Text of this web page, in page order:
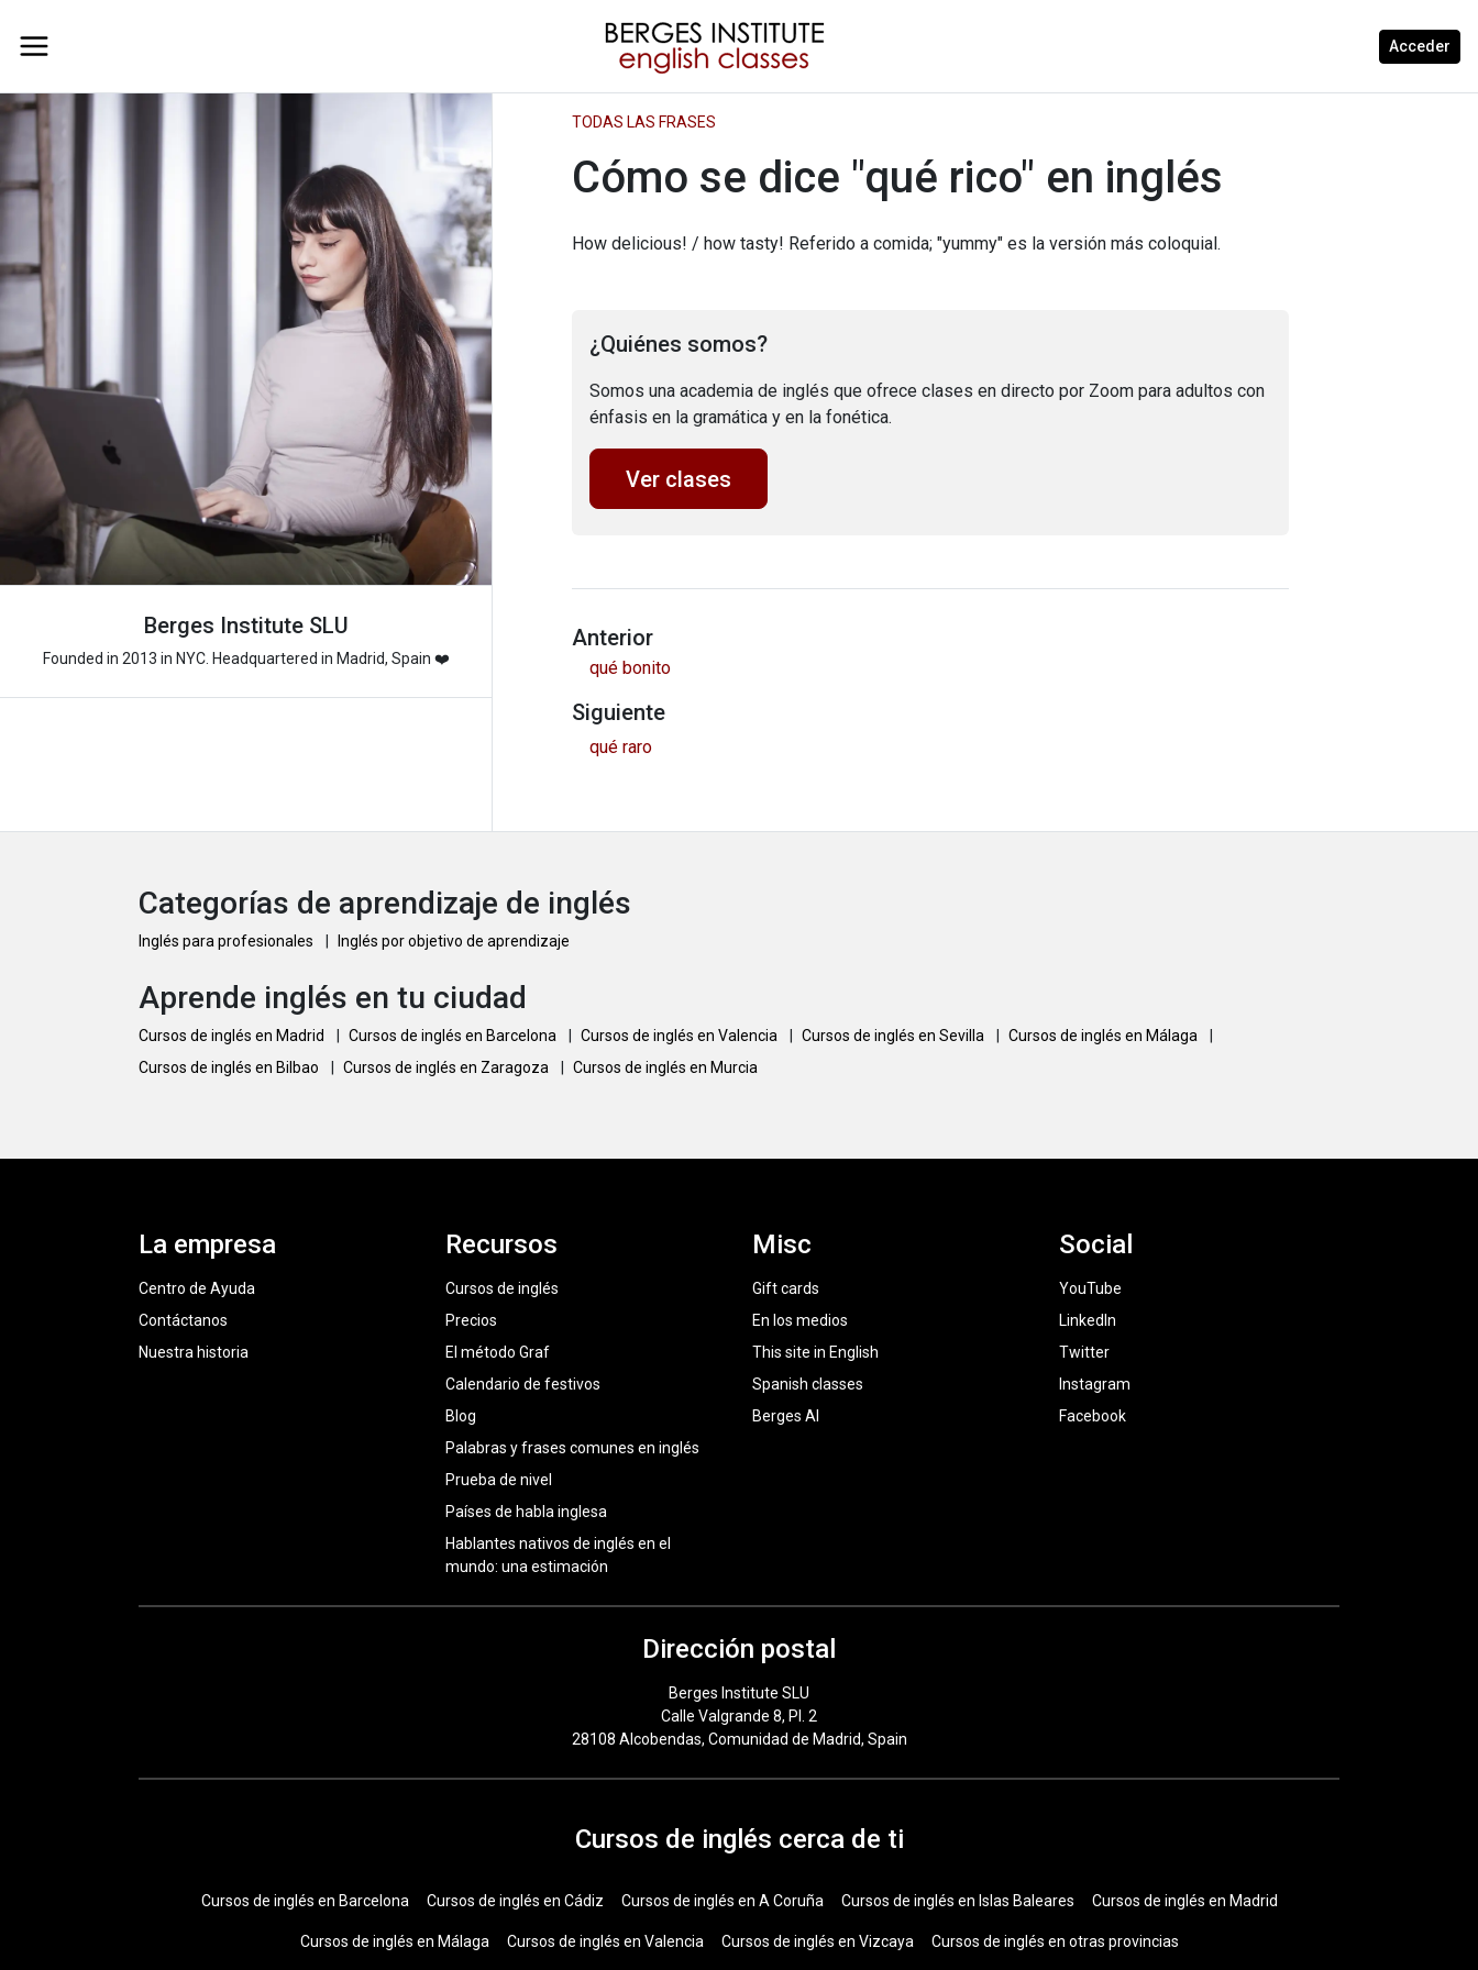
Acceder
Berges Institute SLU
Founded in 2013 in NYC. Headquartered in Madrid, Spain ❤️
TODAS LAS FRASES
Cómo se dice "qué rico" en inglés
How delicious! / how tasty! Referido a comida; "yummy" es la versión más coloquial.
¿Quiénes somos?
Somos una academia de inglés que ofrece clases en directo por Zoom para adultos con
énfasis en la gramática y en la fonética.
Ver clases
Anterior
qué bonito
Siguiente
qué raro
Categorías de aprendizaje de inglés
Inglés para profesionales Inglés por objetivo de aprendizaje
Aprende inglés en tu ciudad
Cursos de inglés en Madrid Cursos de inglés en Barcelona Cursos de inglés en Valencia Cursos de inglés en Sevilla Cursos de inglés en Málaga
Cursos de inglés en Bilbao
Cursos de inglés en Zaragoza Cursos de inglés en Murcia
La empresa
Centro de Ayuda
Contáctanos
Nuestra historia
Recursos
Cursos de inglés
Precios
El método Graf
Calendario de festivos
Blog
Palabras y frases comunes en inglés
Prueba de nivel
Países de habla inglesa
Hablantes nativos de inglés en el
mundo: una estimación
Misc
Gift cards
En los medios
This site in English
Spanish classes
Berges AI
Social
YouTube
LinkedIn
Twitter
Instagram
Facebook
Dirección postal
Berges Institute SLU
Calle Valgrande 8, Pl. 2
28108 Alcobendas, Comunidad de Madrid, Spain
Cursos de inglés cerca de ti
Cursos de inglés en Barcelona Cursos de inglés en Cádiz Cursos de inglés en A Coruña Cursos de inglés en Islas Baleares Cursos de inglés en Madrid
Cursos de inglés en Málaga Cursos de inglés en Valencia Cursos de inglés en Vizcaya Cursos de inglés en otras provincias